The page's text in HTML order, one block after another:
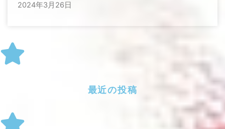
2024年3月26日
最近の投稿